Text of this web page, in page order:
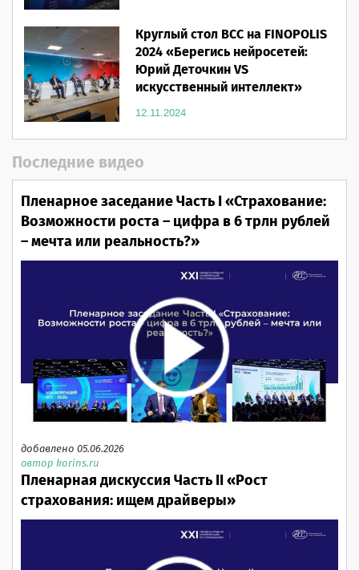
Круглый стол ВСС на FINOPOLIS
2024 «Берегись нейросетей:
Юрий Деточкин VS
искусственный интеллект»
12.11.2024
Последние видео
Пленарное заседание Часть I «Страхование:
Возможности роста – цифра в 6 трлн рублей
– мечта или реальность?»
добавлено 05.06.2026
автор korins.ru
Пленарная дискуссия Часть II «Рост
страхования: ищем драйверы»